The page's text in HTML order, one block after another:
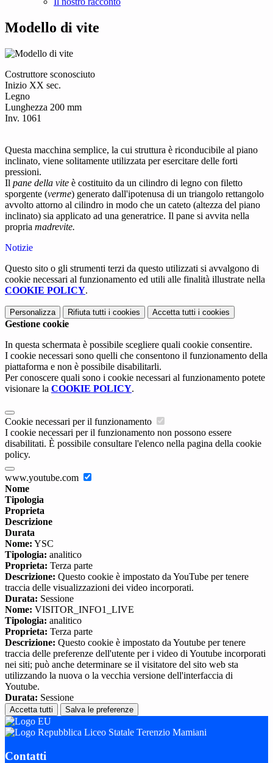
Modello di vite
Costruttore sconosciuto
Inizio XX sec.
Legno
Lunghezza 200 mm
Inv. 1061
Questa macchina semplice, la cui struttura è riconducibile al piano
inclinato, viene solitamente utilizzata per esercitare delle forti
pressioni.
Il pane della vite è costituito da un cilindro di legno con filetto
sporgente (verme) generato dall'ipotenusa di un triangolo rettangolo
avvolto attorno al cilindro in modo che un cateto (altezza del piano
inclinato) sia applicato ad una generatrice. Il pane si avvita nella
propria madrevite.
Notizie
Questo sito o gli strumenti terzi da questo utilizzati si avvalgono di
cookie necessari al funzionamento ed utili alle finalità illustrate nella
COOKIE POLICY.
Personalizza Rifiuta tutti i cookies Accetta tutti i cookies
Gestione cookie
In questa schermata è possibile scegliere quali cookie consentire.
I cookie necessari sono quelli che consentono il funzionamento della
piattaforma e non è possibile disabilitarli.
Per conoscere quali sono i cookie necessari al funzionamento potete
visionare la COOKIE POLICY.
Cookie necessari per il funzionamento
I cookie necessari per il funzionamento non possono essere
disabilitati. È possibile consultare l'elenco nella pagina della cookie
policy.
www.youtube.com
Nome
Tipologia
Proprieta
Descrizione
Durata
Nome: YSC
Tipologia: analitico
Proprieta: Terza parte
Descrizione: Questo cookie è impostato da YouTube per tenere
traccia delle visualizzazioni dei video incorporati.
Durata: Sessione
Nome: VISITOR_INFO1_LIVE
Tipologia: analitico
Proprieta: Terza parte
Descrizione: Questo cookie è impostato da Youtube per tenere
traccia delle preferenze dell'utente per i video di Youtube incorporati
nei siti; può anche determinare se il visitatore del sito web sta
utilizzando la nuova o la vecchia versione dell'interfaccia di
Youtube.
Durata: Sessione
Accetta tutti Salva le preferenze
Liceo Statale Terenzio Mamiani
Contatti